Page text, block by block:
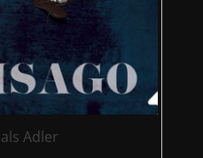
Adler